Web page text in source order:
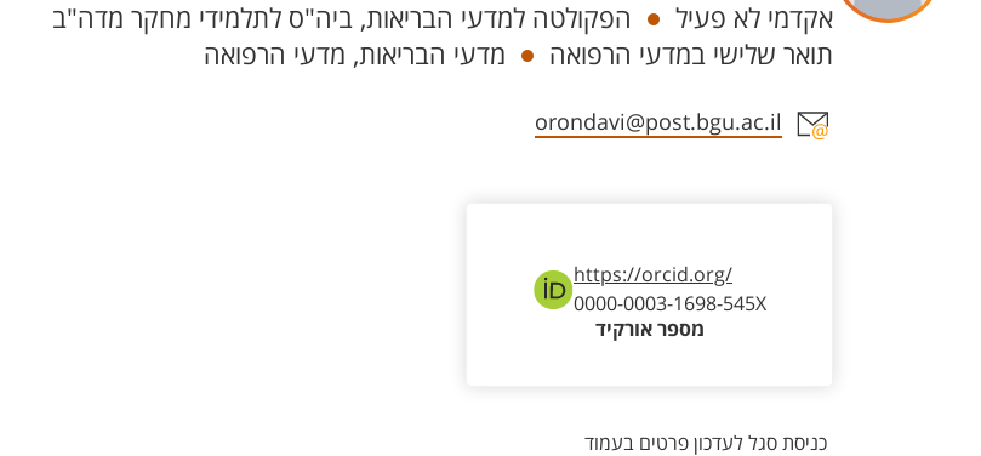
יחידות
אקדמי לא פעיל
הפקולטה למדעי הבריאות, ביה"ס לתלמידי מחקר מדה"ב
תואר שלישי במדעי הרפואה
מדעי הבריאות, מדעי הרפואה
אזור צור קשר עם איש הסגל
orondavi@post.bgu.ac.il
https://orcid.org/
0000-0003-1698-545X
מספר אורקיד
כניסת סגל לעדכון פרטים בעמוד